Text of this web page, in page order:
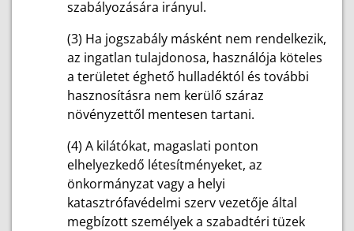
szabályozására irányul.
(3) Ha jogszabály másként nem rendelkezik,
az ingatlan tulajdonosa, használója köteles
a területet éghető hulladéktól és további
hasznosításra nem kerülő száraz
növényzettől mentesen tartani.
(4) A kilátókat, magaslati ponton
elhelyezkedő létesítményeket, az
önkormányzat vagy a helyi
katasztrófavédelmi szerv vezetője által
megbízott személyek a szabadtéri tüzek